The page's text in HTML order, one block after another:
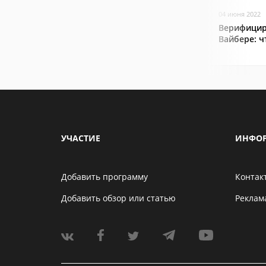
04 июня 2022
Вайбере:
УЧАСТИЕ
Добавить программу
Добавить обзор или статью